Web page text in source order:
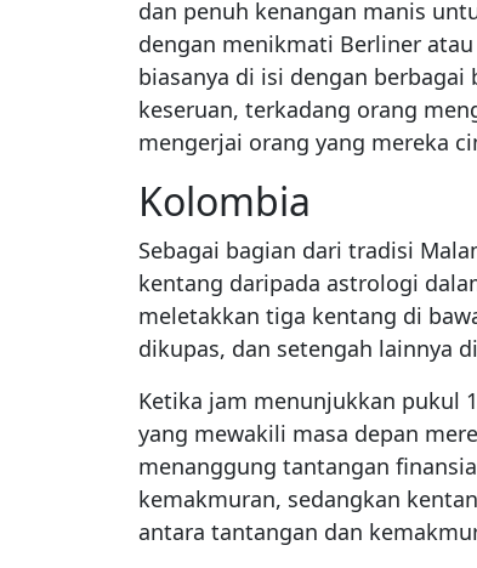
dan penuh kenangan manis
dengan menikmati Berliner
biasanya di isi dengan
keseruan, terkadang orang
mengerjai orang yang mereka
Kolombia
Sebagai bagian dari tradisi
kentang daripada astrologi
meletakkan tiga kentang di
dikupas, dan setengah lainnya
Ketika jam menunjukkan pukul
yang mewakili masa depan
menanggung tantangan
kemakmuran, sedangkan
antara tantangan dan